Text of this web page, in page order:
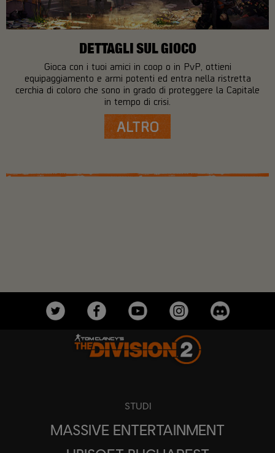
DETTAGLI SUL GIOCO
Gioca con i tuoi amici in coop o in PvP, ottieni
equipaggiamento e armi potenti ed entra nella ristretta
cerchia di coloro che sono in grado di proteggere la Capitale
in tempo di crisi.
ALTRO
STUDI
MASSIVE ENTERTAINMENT